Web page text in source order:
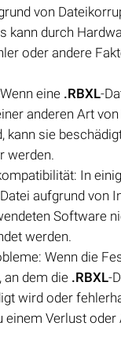
von
kann durch
oder andere
eine .RBXL-
anderen Art
kann sie
werden.
In
aufgrund von
Software
werden.
Wenn die
an dem die .RBXL-
wird oder
einem Verlust